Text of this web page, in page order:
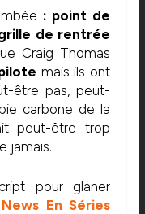
: point de
de rentrée
Craig Thomas
mais ils ont
être pas, peut-
carbone de la
peut-être trop
jamais.
pour glaner
En Séries